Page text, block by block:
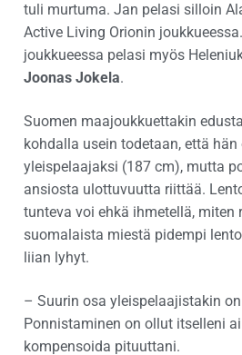
tuli murtuma. Jan pelasi silloin
Active Living Orionin
joukkueessa pelasi myös
Joonas Jokela.
Suomen maajoukkuettakin
kohdalla usein todetaan, että
yleispelaajaksi (187 cm), mutta
ansiosta ulottuvuutta riittää.
tunteva voi ehkä ihmetellä, miten
suomalaista miestä pidempi
liian lyhyt.
– Suurin osa yleispelaajistakin
Ponnistaminen on ollut itselleni
kompensoida pituuttani.